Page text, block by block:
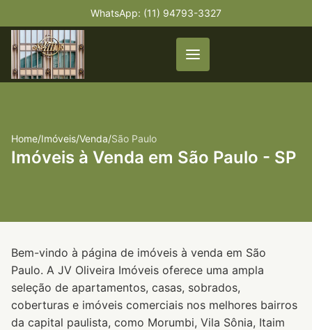
WhatsApp: (11) 94793-3327
Home/Imóveis/Venda/São Paulo
Imóveis à Venda em São Paulo - SP
Bem-vindo à página de imóveis à venda em São
Paulo. A JV Oliveira Imóveis oferece uma ampla
seleção de apartamentos, casas, sobrados,
coberturas e imóveis comerciais nos melhores bairros
da capital paulista, como Morumbi, Vila Sônia, Itaim